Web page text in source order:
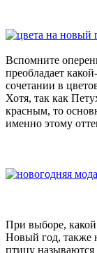
Вспомните
преобладает
сочетании в
Хотя, так как
красным, то
именно этому
При выборе,
Новый год, также
птицу называются